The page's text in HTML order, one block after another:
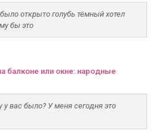
открыто голубь тёмный хотел
бы это
балконе или окне: народные
вас было? У меня сегодня это